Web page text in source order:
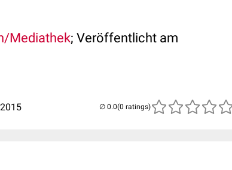
Mediathek; Veröffentlicht am
(0 ratings)